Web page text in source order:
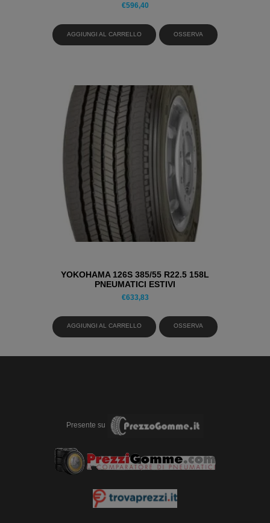
€596,40
AGGIUNGI AL CARRELLO OSSERVA
YOKOHAMA 126S 385/55 R22.5 158L
PNEUMATICI ESTIVI
€633,83
AGGIUNGI AL CARRELLO OSSERVA
Presente su